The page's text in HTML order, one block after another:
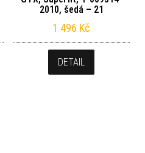
2010, šedá – 21
1 496 Kč
DETAIL